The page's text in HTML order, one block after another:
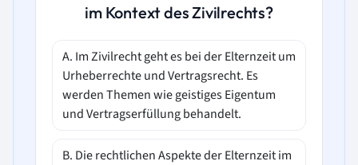
im Kontext des Zivilrechts?
A. Im Zivilrecht geht es bei der Elternzeit um
Urheberrechte und Vertragsrecht. Es
werden Themen wie geistiges Eigentum
und Vertragserfüllung behandelt.
B. Die rechtlichen Aspekte der Elternzeit im